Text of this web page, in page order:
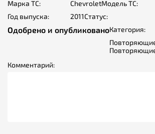
Марка ТС: ChevroletМодель ТС:
Год выпуска:
2011Статус:
Одобрено и опубликованоКатегория:
Комментарий: